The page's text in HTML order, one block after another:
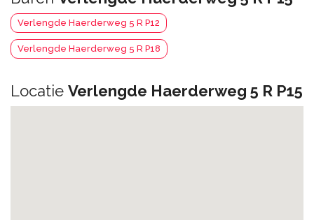
Verlengde Haerderweg 5 R P12
Verlengde Haerderweg 5 R P18
Locatie Verlengde Haerderweg 5 R P15